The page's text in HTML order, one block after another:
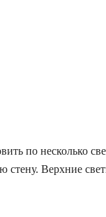
по несколько
стену. Верхние